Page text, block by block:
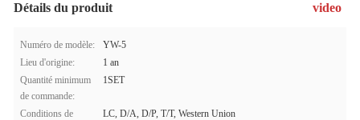
Détails du produit video
Numéro de modèle:
YW-5
Lieu d'origine:
1 an
Quantité minimum
de commande:
1SET
Conditions de
LC, D/A, D/P, T/T, Western Union